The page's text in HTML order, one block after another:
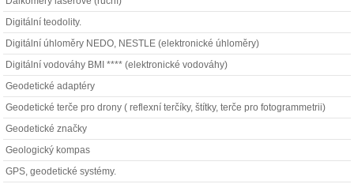
Digitální teodolity.
Digitální úhloměry NEDO, NESTLE (elektronické úhloměry)
Digitální vodováhy BMI **** (elektronické vodováhy)
Geodetické adaptéry
Geodetické terče pro drony ( reflexní terčíky, štítky, terče pro fotogrammetrii)
Geodetické značky
Geologický kompas
GPS, geodetické systémy.